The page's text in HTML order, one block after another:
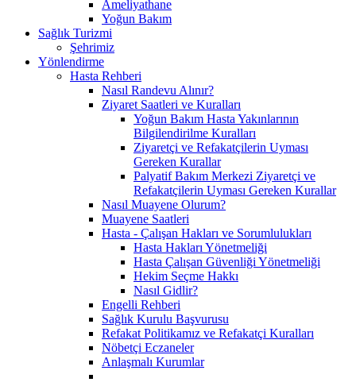
Ameliyathane
Yoğun Bakım
Sağlık Turizmi
Şehrimiz
Yönlendirme
Hasta Rehberi
Nasıl Randevu Alınır?
Ziyaret Saatleri ve Kuralları
Yoğun Bakım Hasta Yakınlarının
Bilgilendirilme Kuralları
Ziyaretçi ve Refakatçilerin Uyması
Gereken Kurallar
Palyatif Bakım Merkezi Ziyaretçi ve
Refakatçilerin Uyması Gereken Kurallar
Nasıl Muayene Olurum?
Muayene Saatleri
Hasta - Çalışan Hakları ve Sorumlulukları
Hasta Hakları Yönetmeliği
Hasta Çalışan Güvenliği Yönetmeliği
Hekim Seçme Hakkı
Nasıl Gidlir?
Engelli Rehberi
Sağlık Kurulu Başvurusu
Refakat Politikamız ve Refakatçi Kuralları
Nöbetçi Eczaneler
Anlaşmalı Kurumlar